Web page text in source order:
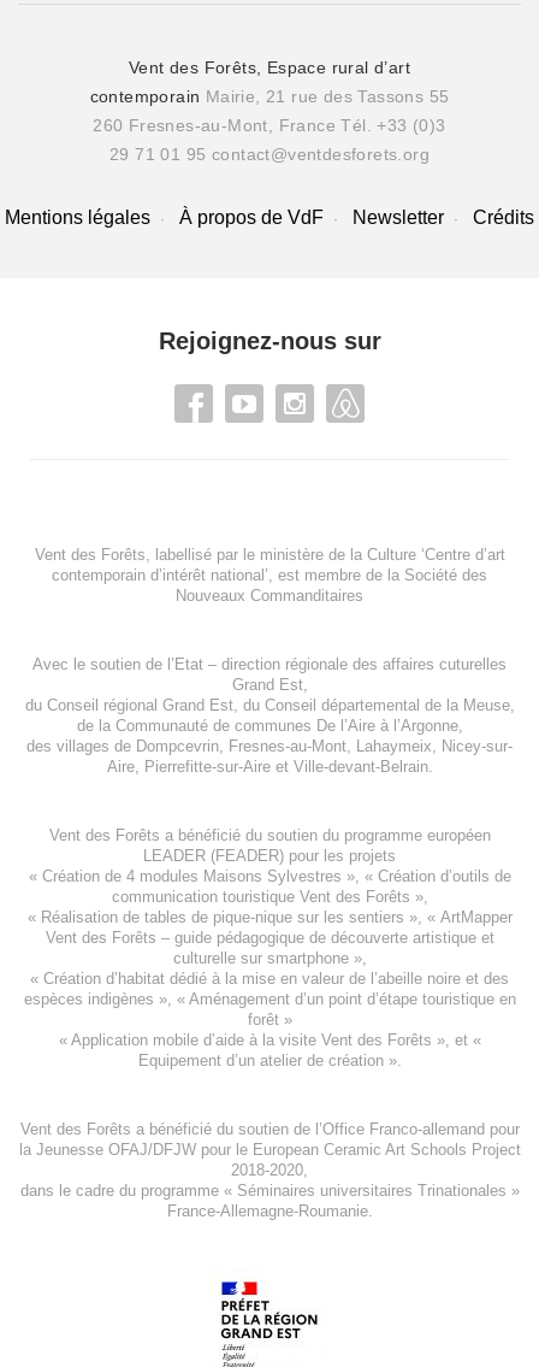
Vent des Forêts, Espace rural d’art
contemporain Mairie, 21 rue des Tassons 55
260 Fresnes-au-Mont, France Tél. +33 (0)3
29 71 01 95 contact@ventdesforets.org
Mentions légales À propos de VdF Newsletter Crédits
Rejoignez-nous sur
Vent des Forêts, labellisé par le ministère de la Culture ‘Centre d’art
contemporain d’intérêt national’, est membre de la Société des
Nouveaux Commanditaires
Avec le soutien de l’Etat – direction régionale des affaires cuturelles
Grand Est,
du Conseil régional Grand Est, du Conseil départemental de la Meuse,
de la Communauté de communes De l’Aire à l’Argonne,
des villages de Dompcevrin Fresnes-au-Mont Lahaymeix
Nicey-sur-
Aire, Pierrefitte-sur-Aireet Ville-devant-Belrain.
Vent des Forêts a bénéficié du soutien du programme européen
LEADER (FEADER) pour les projets
« Création de 4 modules Maisons Sylvestres », « Création d’outils de
communication touristique Vent des Forêts »,
« Réalisation de tables de pique-nique sur les sentiers », « ArtMapper
Vent des Forêts – guide pédagogique de découverte artistique et
culturelle sur smartphone »,
« Création d’habitat dédié à la mise en valeur de l’abeille noire et des
espèces indigènes », « Aménagement d’un point d’étape touristique en
forêt»
« Application mobile d’aide à la visite Vent des Forêts », et «
Equipement d’un atelier de création».
Vent des Forêts a bénéficié du soutien de l’Office Franco-allemand pour
la Jeunesse OFAJ/DFJWpour leEuropean Ceramic Art Schools Project
2018-2020
dans le cadre du programme « Séminaires universitaires Trinationales »
France-Allemagne-Roumanie.